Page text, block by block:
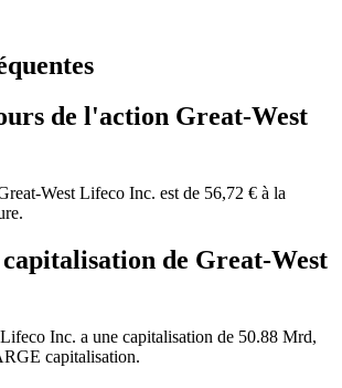
de l'action Great-West
West Lifeco Inc. est de 56,72 € à la
de Great-West
Inc. a une capitalisation de 50.88 Mrd,
capitalisation.